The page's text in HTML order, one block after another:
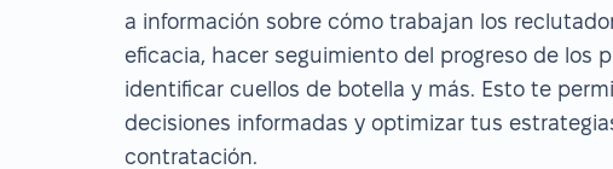
a información sobre cómo trabajan los
eficacia, hacer seguimiento del progreso de los
identificar cuellos de botella y más. Esto te
decisiones informadas y optimizar tus
contratación.